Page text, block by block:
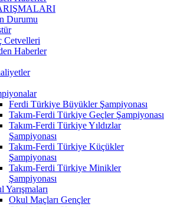
Durumu
Cetvelleri
Haberler
Ferdi Türkiye Büyükler Şampiyonası
Takım-Ferdi Türkiye Geçler Şampiyonası
Takım-Ferdi Türkiye Yıldızlar
Şampiyonası
Takım-Ferdi Türkiye Küçükler
Şampiyonası
Takım-Ferdi Türkiye Minikler
Şampiyonası
Yarışmaları
Okul Maçları Gençler